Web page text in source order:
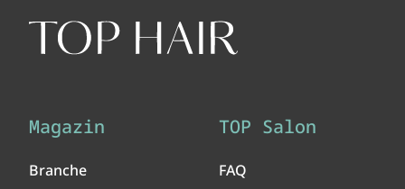
Magazin
Branche
TOP Salon
FAQ